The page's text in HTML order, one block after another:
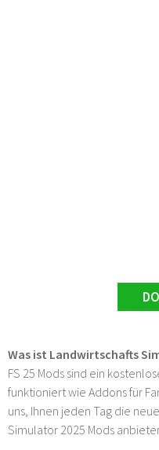
Was ist Landwirtschafts
FS 25 Mods sind ein
funktioniert wie Addons für
uns, Ihnen jeden Tag die
Simulator 2025 Mods